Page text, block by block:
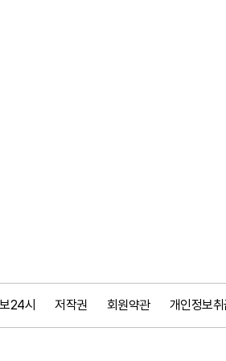
24시 저작권 회원약관 개인정보